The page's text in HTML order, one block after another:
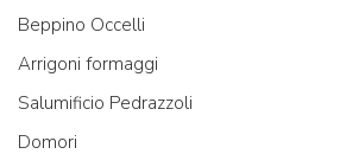
Beppino Occelli
Arrigoni formaggi
Salumificio Pedrazzoli
Domori